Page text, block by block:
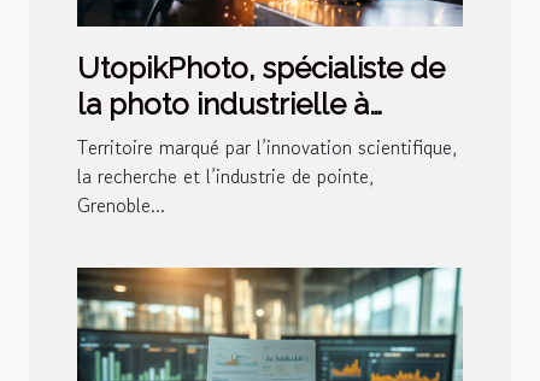
UtopikPhoto, spécialiste de
la photo industrielle à
Grenoble
Territoire marqué par l’innovation scientifique,
la recherche et l’industrie de pointe,
Grenoble...